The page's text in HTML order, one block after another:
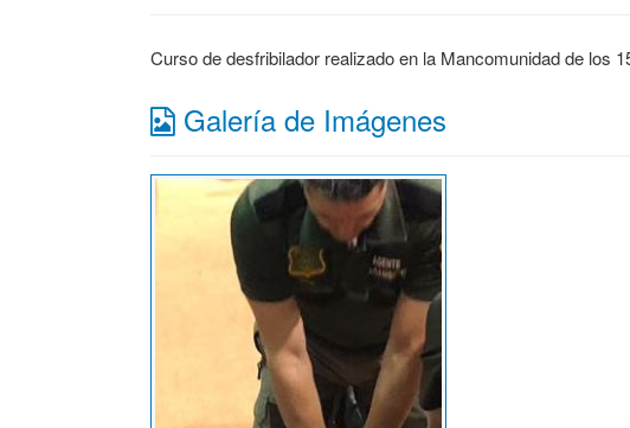
Curso de desfribilador realizado en la Mancomunidad de los
Galería de Imágenes